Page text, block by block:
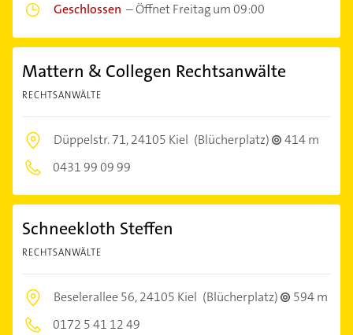
Geschlossen –Öffnet Freitag um 09:00
Mattern & Collegen Rechtsanwälte
RECHTSANWÄLTE
Düppelstr. 71,24105 Kiel (Blücherplatz)
414 m
0431 99 09 99
Schneekloth Steffen
RECHTSANWÄLTE
Beselerallee 56,24105 Kiel (Blücherplatz)
594 m
0172 5 41 12 49